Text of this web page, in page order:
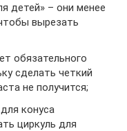
детей» – они менее
вырезать
обязательного
сделать четкий
не получится;
конуса
циркуль для